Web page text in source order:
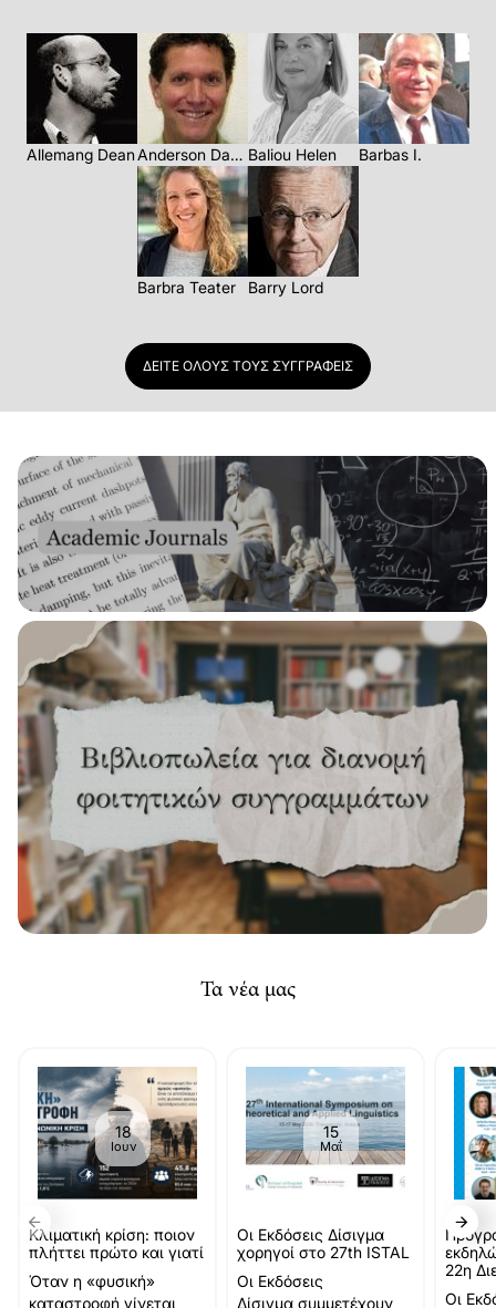
Allemang Dean Anderson David Baliou Helen Barbas I.
Barbra Teater Barry Lord
ΔΕΊΤΕ ΌΛΟΥΣ ΤΟΥΣ ΣΥΓΓΡΑΦΕΊΣ
Τα νέα μας
18
Ιουν
Κλιματική κρίση: ποιον
πλήττει πρώτο και γιατί
Όταν η «φυσική»
καταστροφή γίνεται
15
Μαΐ
Οι Εκδόσεις Δίσιγμα
χορηγοί στο 27th ISTAL
Οι Εκδόσεις
Δίσιγμα συμμετέχουν
22η
Οι